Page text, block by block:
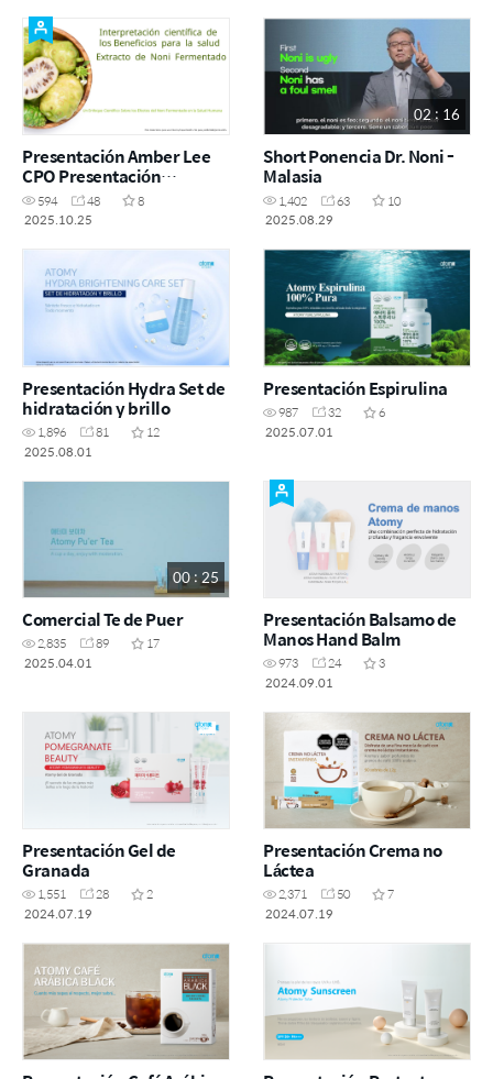
Presentación Amber Lee
CPO Presentación
Fermento Concentrado de
Noni Octubre 2025
594 48
8
2025.10.25
02 : 16
Short Ponencia Dr. Noni -
Malasia
1,402 63
10
2025.08.29
Presentación Hydra Set de
hidratación y brillo
1,896 81
12
2025.08.01
Presentación Espirulina
987 32
6
2025.07.01
00 : 25
Comercial Te de Puer
2,835 89
17
2025.04.01
Presentación Balsamo de
Manos Hand Balm
973 24
3
2024.09.01
Presentación Gel de
Granada
1,551 28
2
2024.07.19
Presentación Crema no
Láctea
2,371 50
7
2024.07.19